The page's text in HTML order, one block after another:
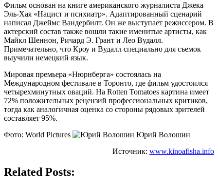
Фильм основан на книге американского журналиста Джека
Эль-Хая «Нацист и психиатр». Адаптированный сценарий
написал Джеймс Вандербилт. Он же выступает режиссером. В
актерский состав также вошли такие именитые артисты, как
Майкл Шеннон, Ричард Э. Грант и Лео Вудалл.
Примечательно, что Кроу и Вудалл специально для съемок
выучили немецкий язык.
Мировая премьера «Нюрнберга» состоялась на
Международном фестивале в Торонто, где фильм удостоился
четырехминутных оваций. На Rotten Tomatoes картина имеет
72% положительных рецензий профессиональных критиков,
тогда как аналогичная оценка со стороны рядовых зрителей
составляет 95%.
Фото: World Pictures
Юрий Волошин
Источник: www.kinoafisha.info
Related Posts: